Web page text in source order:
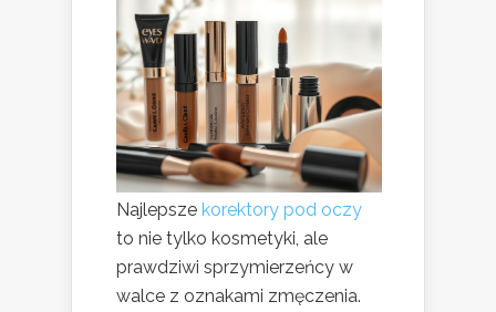
Najlepsze korektory pod oczy
to nie tylko kosmetyki, ale
prawdziwi sprzymierzeńcy w
walce z oznakami zmęczenia.